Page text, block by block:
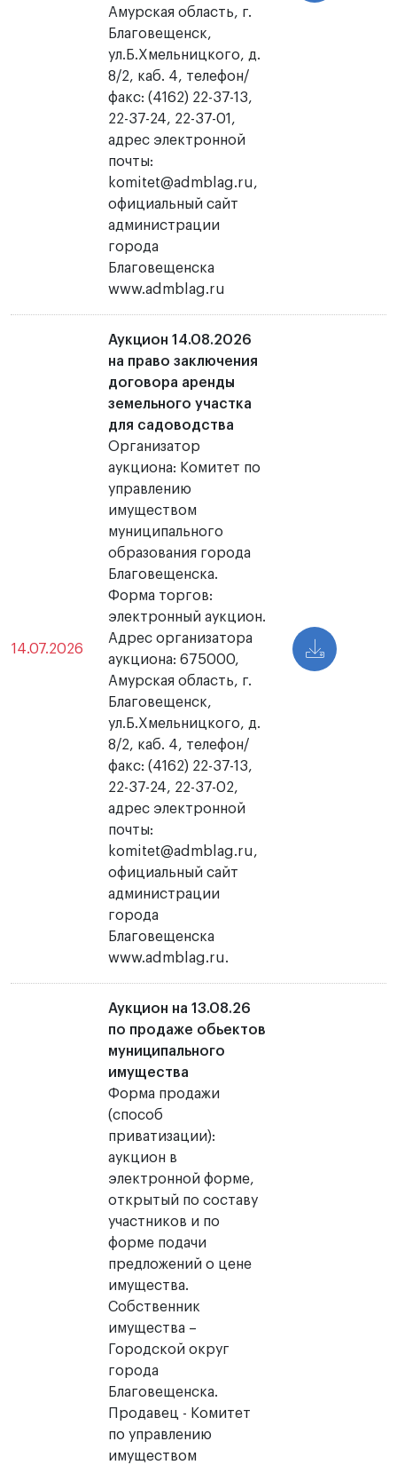
Амурская область, г.
Благовещенск,
ул.Б.Хмельницкого, д.
8/2, каб. 4, телефон/
факс: (4162) 22-37-13,
22-37-24, 22-37-01,
адрес электронной
почты:
komitet@admblag.ru,
официальный сайт
администрации
города
Благовещенска
www.admblag.ru
14.07.2026
Аукцион 14.08.2026
на право заключения
договора аренды
земельного участка
для садоводства
Организатор
аукциона: Комитет по
управлению
имуществом
муниципального
образования города
Благовещенска.
Форма торгов:
электронный аукцион.
Адрес организатора
аукциона: 675000,
Амурская область, г.
Благовещенск,
ул.Б.Хмельницкого, д.
8/2, каб. 4, телефон/
факс: (4162) 22-37-13,
22-37-24, 22-37-02,
адрес электронной
почты:
komitet@admblag.ru,
официальный сайт
администрации
города
Благовещенска
www.admblag.ru.
Аукцион на 13.08.26
по продаже обьектов
муниципального
имущества
Форма продажи
(способ
приватизации):
аукцион в
электронной форме,
открытый по составу
участников и по
форме подачи
предложений о цене
имущества.
Собственник
имущества –
Городской округ
города
Благовещенска.
Продавец - Комитет
по управлению
имуществом